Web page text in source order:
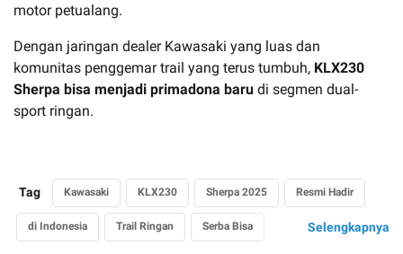
motor petualang.
Dengan jaringan dealer Kawasaki yang luas dan
komunitas penggemar trail yang terus tumbuh, KLX230
Sherpa bisa menjadi primadona baru di segmen dual-
sport ringan.
Tag Kawasaki KLX230 Sherpa 2025 Resmi Hadir
di Indonesia Trail Ringan Serba Bisa Selengkapnya